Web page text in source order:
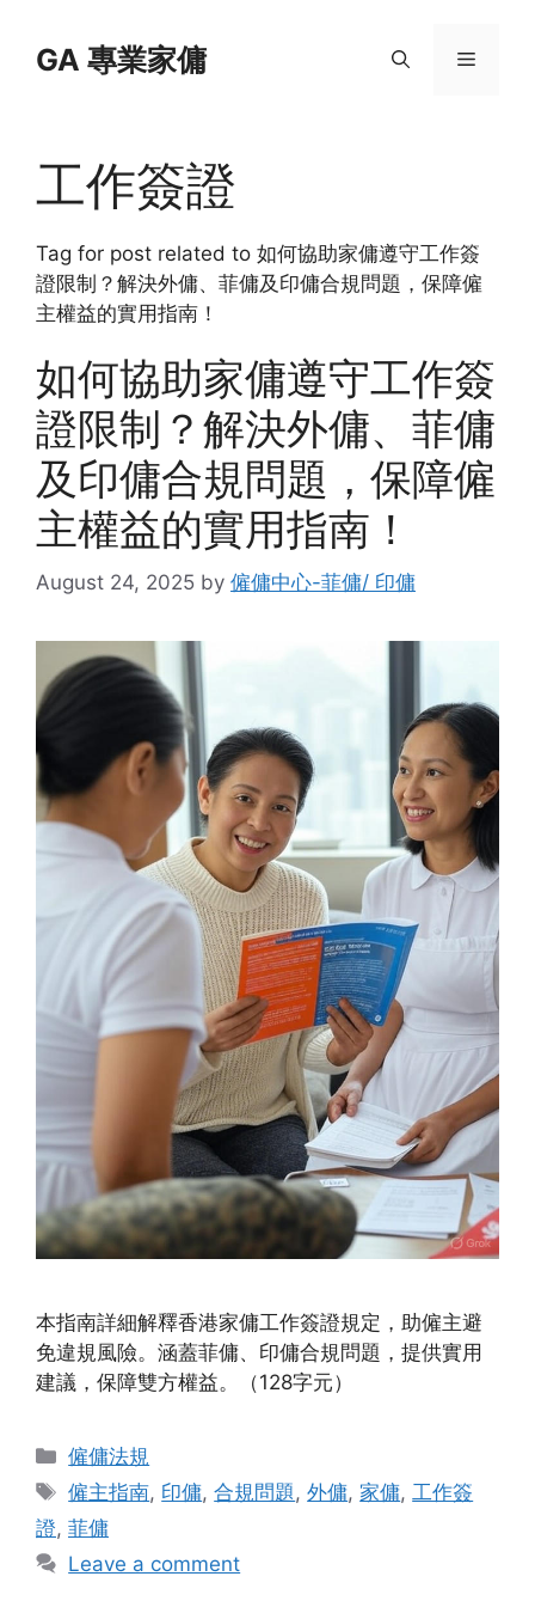
contentGA 專業家傭 Menu
工作簽證
Tag for post related to 如何協助家傭遵守工作簽
證限制？解決外傭、菲傭及印傭合規問題，保障僱
主權益的實用指南！
如何協助家傭遵守工作簽
證限制？解決外傭、菲傭
及印傭合規問題，保障僱
主權益的實用指南！
August 24, 2025 by 僱傭中心-菲傭/ 印傭
本指南詳細解釋香港家傭工作簽證規定，助僱主避
免違規風險。涵蓋菲傭、印傭合規問題，提供實用
建議，保障雙方權益。（128字元）
Categories
僱傭法規
Tags
僱主指南, 印傭,合規問題 ,外傭, 家傭, 工作簽
證, 菲傭
Leave a comment